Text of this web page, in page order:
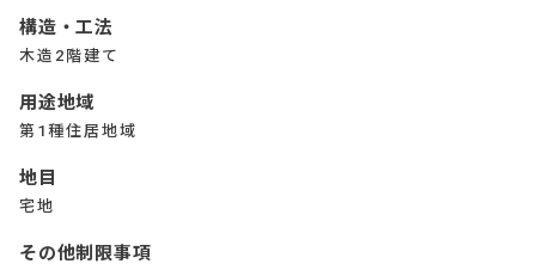
構造・工法
木造2階建て
用途地域
第1種住居地域
地目
宅地
その他制限事項